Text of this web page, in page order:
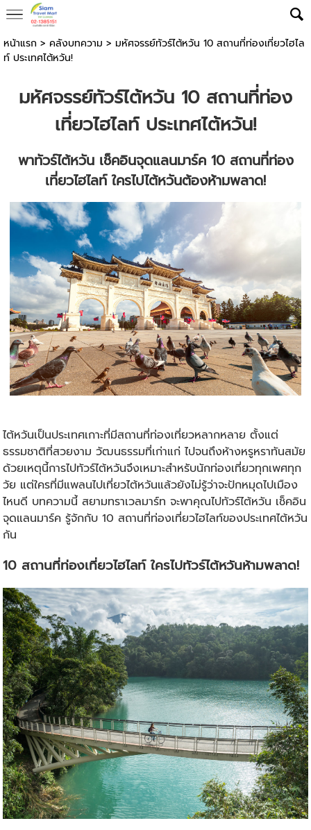
หน้าแรก > คลังบทความ > มหัศจรรย์ทัวร์ไต้หวัน 10 สถานที่ท่องเที่ยวไฮไล
ท์ ประเทศไต้หวัน!
มหัศจรรย์ทัวร์ไต้หวัน 10 สถานที่ท่อง
เที่ยวไฮไลท์ ประเทศไต้หวัน!
พาทัวร์ไต้หวันเช็คอินจุดแลนมาร์ค 10 สถานที่ท่อง
เที่ยวไฮไลท์ ใครไปไต้หวันต้องห้ามพลาด!
ไต้หวันเป็นประเทศเกาะที่มีสถานที่ท่องเที่ยวหลากหลาย ตั้งแต่
ธรรมชาติที่สวยงาม วัฒนธรรมที่เก่าแก่ ไปจนถึงห้างหรูหราทันสมัย
ด้วยเหตุนี้การไปทัวร์ไต้หวันจึงเหมาะสำหรับนักท่องเที่ยวทุกเพศทุก
วัย แต่ใครที่มีแพลนไปเที่ยวไต้หวันแล้วยังไม่รู้ว่าจะปักหมุดไปเมือง
ไหนดี บทความนี้ สยามทราเวลมาร์ท จะพาคุณไปทัวร์ไต้หวัน เช็คอิน
จุดแลนมาร์ค รู้จักกับ 10 สถานที่ท่องเที่ยวไฮไลท์ของประเทศไต้หวัน
กัน
10 สถานที่ท่องเที่ยวไฮไลท์ ใครไปทัวร์ไต้หวันห้ามพลาด!